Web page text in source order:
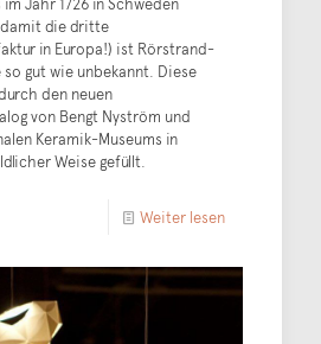
die dritte
in Europa!) ist Rörstrand-
gut wie unbekannt. Diese
den neuen
von Bengt Nyström und
Keramik-Museums in
Weise gefüllt.
Weiter lesen